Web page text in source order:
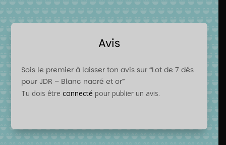
Avis
Sois le premier à laisser ton avis sur “Lot de 7 dés
pour JDR – Blanc nacré et or”
Tu dois être connecté pour publier un avis.